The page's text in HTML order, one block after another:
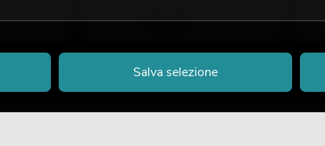
Salva selezione